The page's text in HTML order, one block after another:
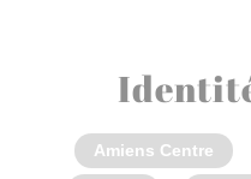
Amiens Centre